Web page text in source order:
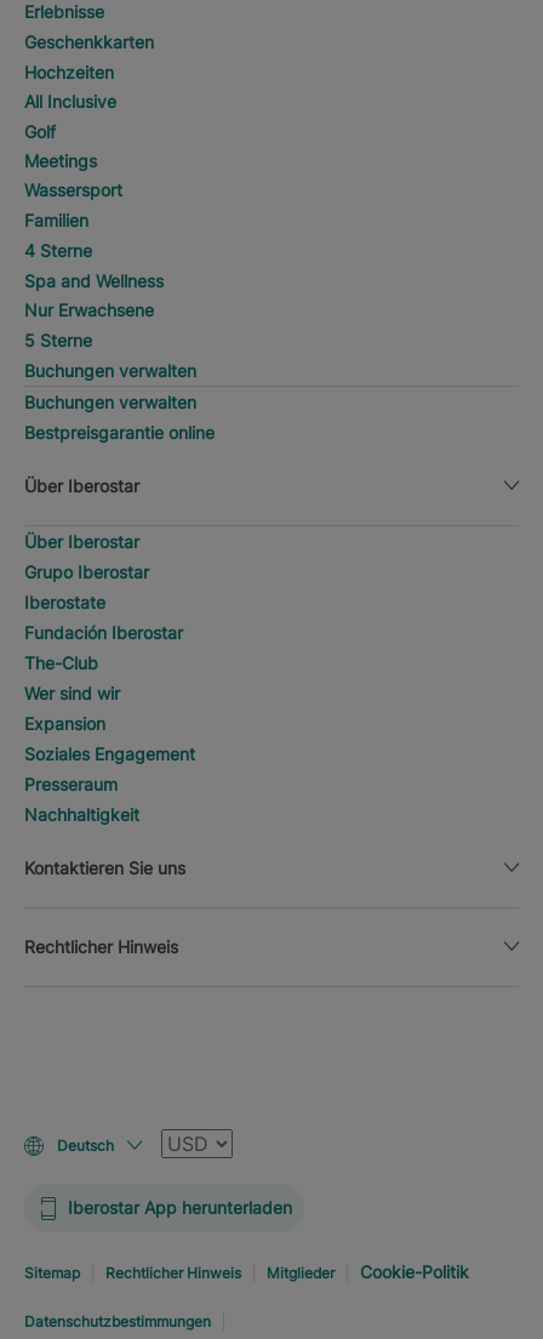
Erlebnisse
Geschenkkarten
Hochzeiten
All Inclusive
Golf
Meetings
Wassersport
Familien
4 Sterne
Spa and Wellness
Nur Erwachsene
5 Sterne
Buchungen verwalten
Buchungen verwalten
Bestpreisgarantie online
Über Iberostar
Über Iberostar
Grupo Iberostar
Iberostate
Fundación Iberostar
The-Club
Wer sind wir
Expansion
Soziales Engagement
Presseraum
Nachhaltigkeit
Kontaktieren Sie uns
Rechtlicher Hinweis
Deutsch Währung
Iberostar App herunterladen
Sitemap Rechtlicher Hinweis Mitglieder Cookie-Politik
Datenschutzbestimmungen